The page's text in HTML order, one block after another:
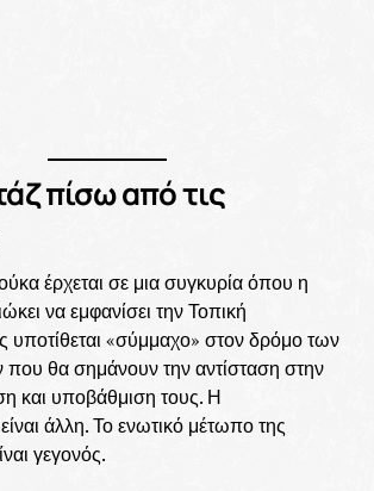
πίσω από τις
έρχεται σε μια συγκυρία όπου η
να εμφανίσει την Τοπική
υποτίθεται «σύμμαχο» στον δρόμο των
που θα σημάνουν την αντίσταση στην
και υποβάθμιση τους. Η
άλλη. Το ενωτικό μέτωπο της
γεγονός.